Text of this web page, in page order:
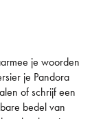
je woorden
je Pandora
of schrijf een
bedel van